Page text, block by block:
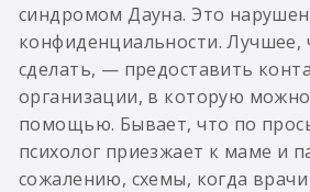
синдромом Дауна. Это
конфиденциальности. Лучшее,
сделать, — предоставить
организации, в которую можно
помощью. Бывает, что по
психолог приезжает к маме и
сожалению, схемы, когда